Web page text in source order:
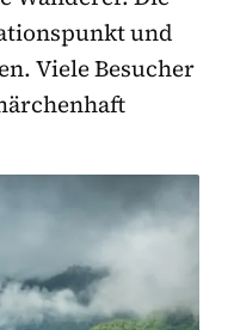
und
Viele Besucher